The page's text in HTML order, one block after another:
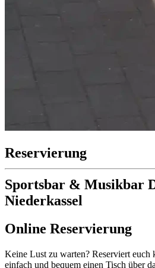
Reservierung
Sportsbar & Musikbar
Niederkassel
Online Reservierung
Keine Lust zu warten? Reserviert euch
einfach und bequem einen Tisch über